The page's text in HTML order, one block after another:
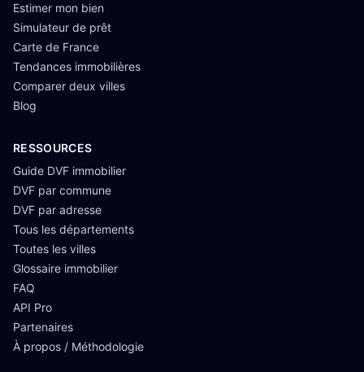
Estimer mon bien
Simulateur de prêt
Carte de France
Tendances immobilières
Comparer deux villes
Blog
RESSOURCES
Guide DVF immobilier
DVF par commune
DVF par adresse
Tous les départements
Toutes les villes
Glossaire immobilier
FAQ
API Pro
Partenaires
À propos / Méthodologie